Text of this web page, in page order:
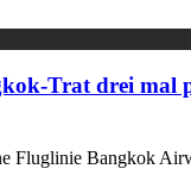
Trat drei mal
Fluglinie Bangkok